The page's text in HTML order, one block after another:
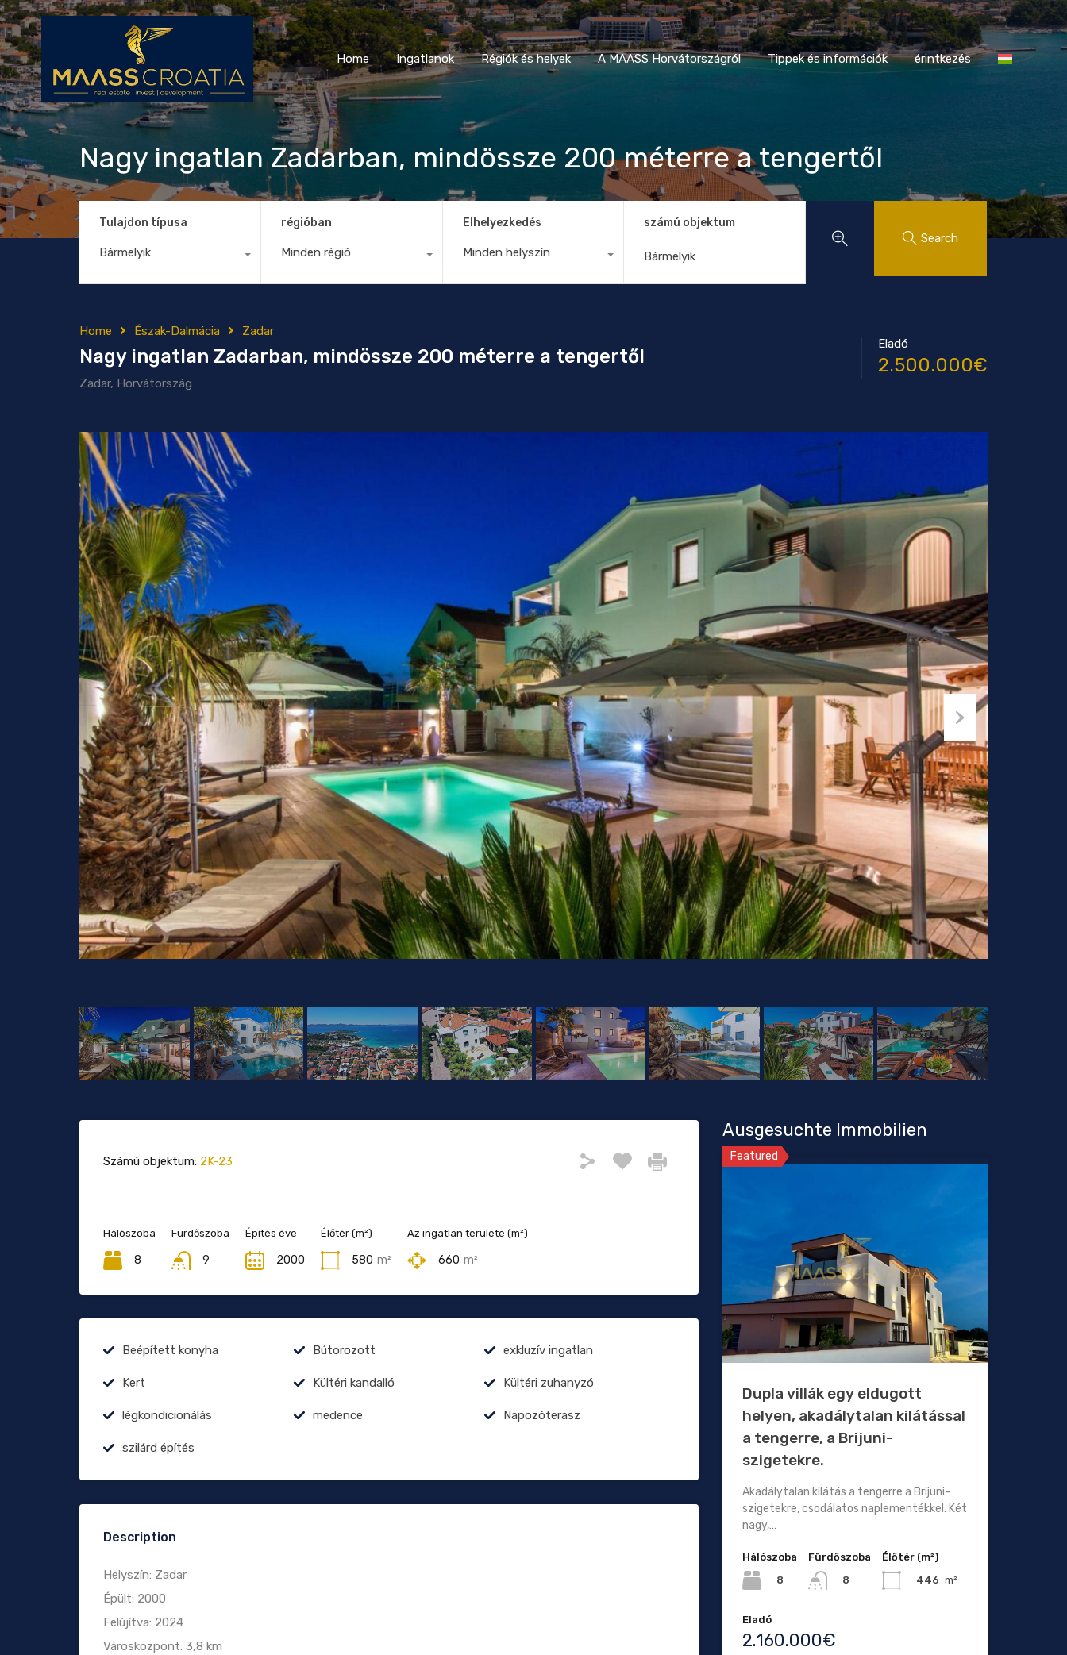
Home Ingatlanok Régiók és helyek A MAASS Horvátországról Tippek és információk érintkezés
Home Ingatlanok Régiók és helyek A MAASS Horvátországról Tippek és információk érintkezés
Nagy ingatlan Zadarban, mindössze 200 méterre a tengertől
Tulajdon típusa
Bármelyik
régióban
Minden régió
Elhelyezkedés
Minden helyszín
számú objektum
Search
Home Észak-Dalmácia Zadar
Nagy ingatlan Zadarban, mindössze 200 méterre a tengertől
Zadar, Horvátország
Eladó
2.500.000€
Számú objektum: 2K-23
Hálószoba
8
Fürdőszoba
9
Építés éve
2000
Élőtér (m²)
580 m²
Az ingatlan területe (m²)
660 m²
Beépített konyha Bútorozott exkluzív ingatlan
Kert Kültéri kandalló Kültéri zuhanyzó
légkondicionálás medence Napozóterasz
szilárd építés
Description
Helyszín: Zadar
Épült: 2000
Felújítva: 2024
Városközpont: 3,8 km
Ausgesuchte Immobilien
Featured
Dupla villák egy eldugott
helyen, akadálytalan kilátással
a tengerre, a Brijuni-
szigetekre.
Akadálytalan kilátás a tengerre a Brijuni-
szigetekre, csodálatos naplementékkel. Két
nagy,…
Hálószoba
8
Fürdőszoba
8
Élőtér (m²)
446 m²
Eladó
2.160.000€